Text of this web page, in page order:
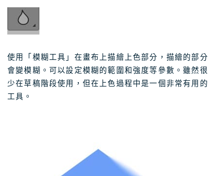
使用「模糊工具」在畫布上描繪上色部分，描繪的部分
會變模糊。可以設定模糊的範圍和強度等參數。雖然很
少在草稿階段使用，但在上色過程中是一個非常有用的
工具。